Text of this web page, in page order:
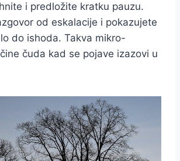
i predložite kratku pauzu.
od eskalacije i pokazujete
do ishoda. Takva mikro-
čuda kad se pojave izazovi u